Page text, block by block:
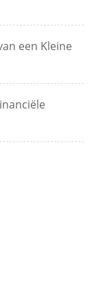
een Kleine